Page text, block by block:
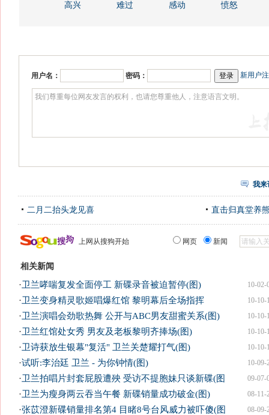
高兴 难过 感动 愤怒
用户名： 密码： 新用户
我来
二月二抬头龙见喜 直击归真堂养
上网从搜狗开始 网页 新闻
相关新闻
10-02-
·卫兰哮喘复发全面停工 新碟录音被迫暂停(图)
10-10-
·卫兰变身精灵歌姬唱爆红馆 黎明幕后全场指挥
10-10-
·卫兰演唱会劲歌热舞 公开与ABC男友甜蜜关系(图)
10-10-
·卫兰红馆处女秀 男友及老板黎明齐捧场(图)
10-10-
·卫诗获放生银幕"复活" 卫兰关楚耀打气(图)
10-09-
·试听:李治廷 卫兰 - 为你钟情(图)
09-07-
·卫兰拍唱片封套屁股遭殃 受访不提胞妹只谈新碟(图
08-11-
·卫兰为瘦身两云吞当午餐 新碟销量成功破金(图)
08-09-
·张苡澄新碟销量排名第4 目睹8号台风威力被吓傻(图